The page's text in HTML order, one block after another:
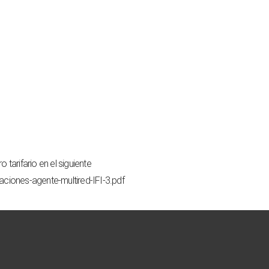
tarifario en el siguiente
agente-multired-IFI-3.pdf